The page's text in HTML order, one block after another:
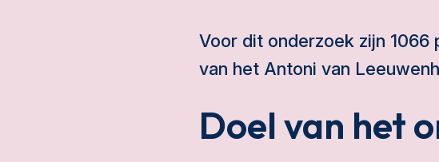
Voor dit onderzoek zijn 1066
van het Antoni van
Doel van het